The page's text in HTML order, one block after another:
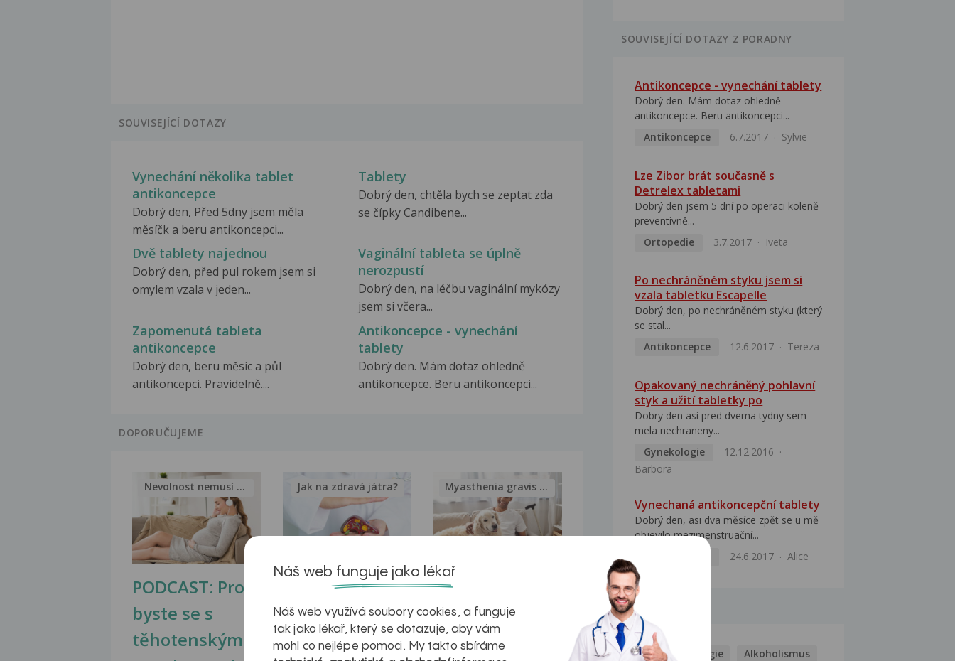
SOUVISEJÍCÍ DOTAZY
Vynechání několika tablet
antikoncepce
Dobrý den, Před 5dny jsem měla
měsíčk a beru antikoncepci...
Tablety
Dobrý den, chtěla bych se zeptat zda
se čípky Candibene...
Dvě tablety najednou
Dobrý den, před pul rokem jsem si
omylem vzala v jeden...
Vaginální tableta se úplně
nerozpustí
Dobrý den, na léčbu vaginální mykózy
jsem si včera...
Zapomenutá tableta
antikoncepce
Dobrý den, beru měsíc a půl
antikoncepci. Pravidelně....
Antikoncepce - vynechání
tablety
Dobrý den. Mám dotaz ohledně
antikoncepce. Beru antikoncepci...
DOPORUČUJEME
PODCAST: Proč
byste se s
těhotenskými
Nevolnost nemusí být nutnou...
Ztukovatění
jater v datech a
obrazech
Jak na zdravá játra?
Inovativní
léčba
myastenie –
Myasthenia gravis – vše, co...
SOUVISEJÍCÍ DOTAZY Z PORADNY
Antikoncepce - vynechání tablety
Dobrý den. Mám dotaz ohledně
antikoncepce. Beru antikoncepci...
Antikoncepce
6.7.2017 Sylvie
Lze Zibor brát současně s
Detrelex tabletami
Dobrý den jsem 5 dní po operaci koleně
preventivně...
Ortopedie
3.7.2017 Iveta
Po nechráněném styku jsem si
vzala tabletku Escapelle
Dobrý den, po nechráněném styku (který
se stal...
Antikoncepce
12.6.2017 Tereza
Opakovaný nechráněný pohlavní
styk a užití tabletky po
Dobry den asi pred dvema tydny sem
mela nechraneny...
Gynekologie
12.12.2016
Barbora
Vynechaná antikoncepční tablety
Dobrý den, asi dva měsíce zpět se u mě
objevilo mezimenstruační...
24.6.2017 Alice
NEMOCI
Kašel Alergie Alkoholismus
Náš web funguje jako lékař
Náš web využívá soubory cookies, a funguje
tak jako lékař, který se dotazuje, aby vám
mohl co nejlépe pomoci. My takto sbíráme